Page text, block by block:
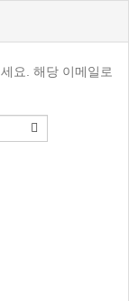
요. 해당 이메일로